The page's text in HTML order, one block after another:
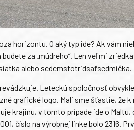
horizontu. O aký typ ide? Ak vám
za „múdreho“. Len veľmi
alebo sedemstotridsaťsedmička.
Leteckú spoločnosť
grafické logo. Mali sme šťastie, že k
krajinu, v tomto prípade ide o Maltu,
číslo na výrobnej linke bolo 2316.